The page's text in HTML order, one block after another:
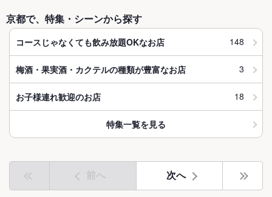
京都で、特集・シーンから探す
コースじゃなくても飲み放題OKなお店 148
梅酒・果実酒・カクテルの種類が豊富なお店 3
お子様連れ歓迎のお店 18
特集一覧を見る
前へ 次へ